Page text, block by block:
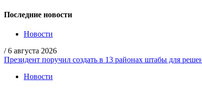
Последние новости
Новости
/ 6 августа 2026
Президент поручил создать в 13 районах штабы для
Новости